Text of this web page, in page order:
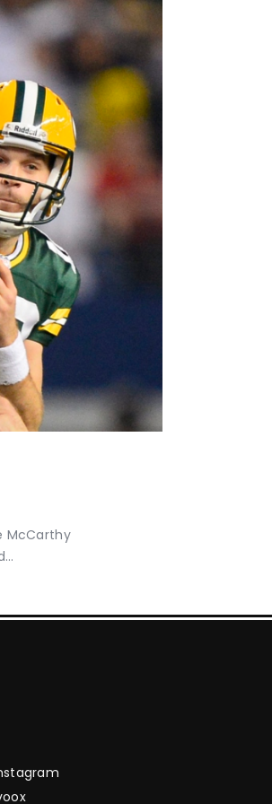
McCarthy